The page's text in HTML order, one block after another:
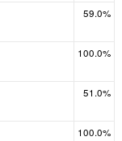
59.0%
100.0%
51.0%
100.0%